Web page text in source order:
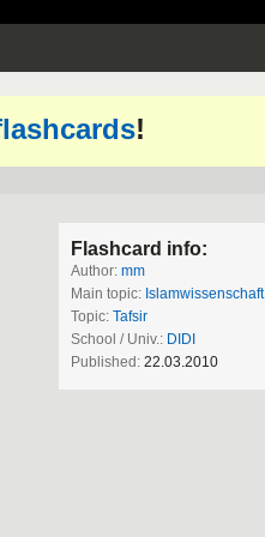
!
Flashcard info:
Author: mm
Main topic: Islamwissenschaft
Topic: Tafsir
School / Univ.: DIDI
Published: 22.03.2010